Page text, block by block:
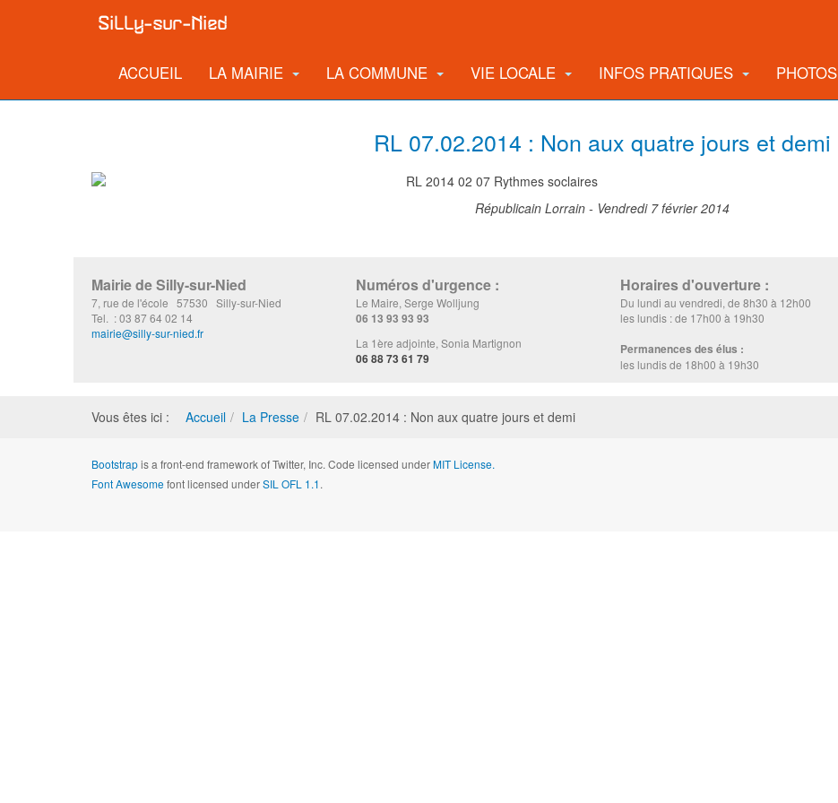
ACCUEIL LA MAIRIE LA COMMUNE VIE LOCALE INFOS PRATIQUES PHOTOS
RL 07.02.2014 : Non aux quatre jours et demi
Républicain Lorrain - Vendredi 7 février 2014
Mairie de Silly-sur-Nied
7, rue de l'école 57530 Silly-sur-Nied
Tel. : 03 87 64 02 14
mairie@silly-sur-nied.fr
Numéros d'urgence :
Le Maire, Serge Wolljung
06 13 93 93 93
La 1ère adjointe, Sonia Martignon
06 88 73 61 79
Horaires d'ouverture :
Du lundi au vendredi, de 8h30 à 12h00
les lundis : de 17h00 à 19h30
Permanences des élus :
les lundis de 18h00 à 19h30
Vous êtes ici : Accueil La Presse RL 07.02.2014 : Non aux quatre jours et demi
Bootstrapis a front-end framework of Twitter, Inc. Code licensed underMIT License.
Font Awesomefont licensed underSIL OFL 1.1.